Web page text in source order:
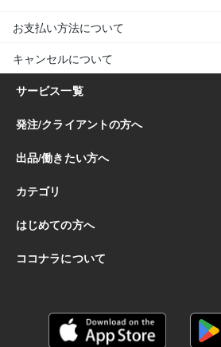
お支払い方法について
キャンセルについて